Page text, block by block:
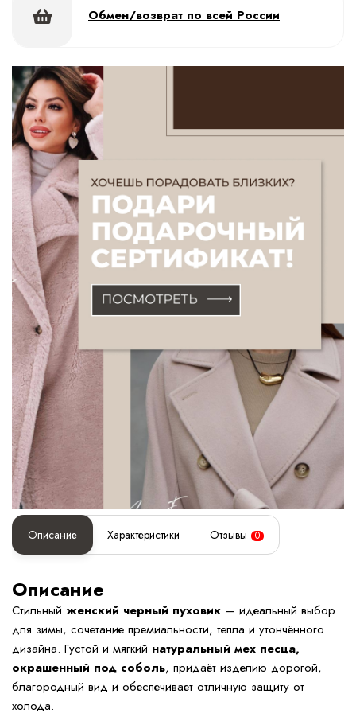
Обмен/возврат по всей России
Описание Характеристики Отзывы 0
Описание
Стильный женский черный пуховик — идеальный выбор
для зимы, сочетание премиальности, тепла и утончённого
дизайна. Густой и мягкий натуральный мех песца,
окрашенный под соболь, придаёт изделию дорогой,
благородный вид и обеспечивает отличную защиту от
холода.